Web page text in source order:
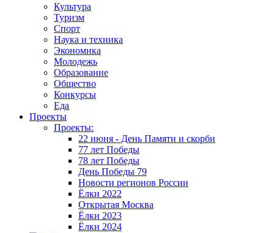
Культура
Туризм
Спорт
Наука и техника
Экономика
Молодежь
Образование
Общество
Конкурсы
Еда
Проекты
Проекты:
22 июня - День Памяти и скорби
77 лет Победы
78 лет Победы
День Победы 79
Новости регионов России
Ёлки 2022
Открытая Москва
Ёлки 2023
Ёлки 2024